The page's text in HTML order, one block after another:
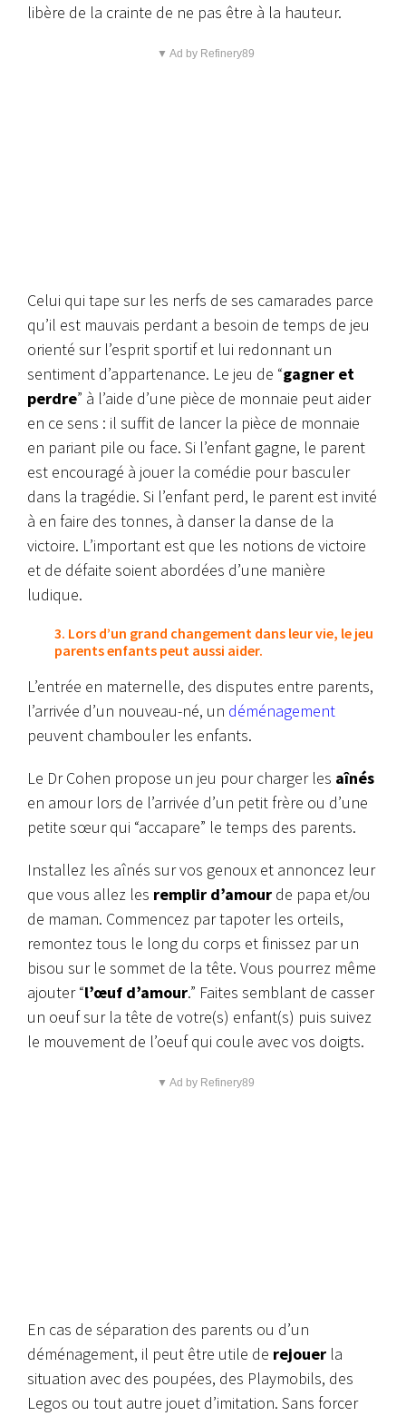
libère de la crainte de ne pas être à la hauteur.
▼ Ad by Refinery89
Celui qui tape sur les nerfs de ses camarades parce
qu’il est mauvais perdant a besoin de temps de jeu
orienté sur l’esprit sportif et lui redonnant un
sentiment d’appartenance. Le jeu de “gagner et
perdre” à l’aide d’une pièce de monnaie peut aider
en ce sens : il suffit de lancer la pièce de monnaie
en pariant pile ou face. Si l’enfant gagne, le parent
est encouragé à jouer la comédie pour basculer
dans la tragédie. Si l’enfant perd, le parent est invité
à en faire des tonnes, à danser la danse de la
victoire. L’important est que les notions de victoire
et de défaite soient abordées d’une manière
ludique.
3. Lors d’un grand changement dans leur vie, le jeu
parents enfants peut aussi aider.
L’entrée en maternelle, des disputes entre parents,
l’arrivée d’un nouveau-né, un déménagement
peuvent chambouler les enfants.
Le Dr Cohen propose un jeu pour charger les aînés
en amour lors de l’arrivée d’un petit frère ou d’une
petite sœur qui “accapare” le temps des parents.
Installez les aînés sur vos genoux et annoncez leur
que vous allez les remplir d’amour de papa et/ou
de maman. Commencez par tapoter les orteils,
remontez tous le long du corps et finissez par un
bisou sur le sommet de la tête. Vous pourrez même
ajouter “l’œuf d’amour.” Faites semblant de casser
un oeuf sur la tête de votre(s) enfant(s) puis suivez
le mouvement de l’oeuf qui coule avec vos doigts.
▼ Ad by Refinery89
En cas de séparation des parents ou d’un
déménagement, il peut être utile de rejouer la
situation avec des poupées, des Playmobils, des
Legos ou tout autre jouet d’imitation. Sans forcer